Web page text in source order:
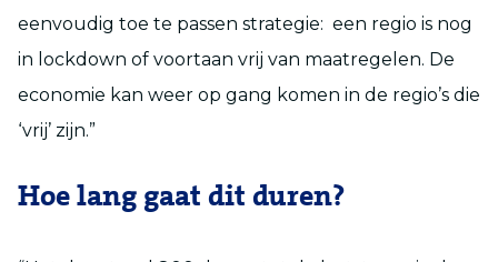
eenvoudig toe te passen strategie: een regio is nog
in lockdown of voortaan vrij van maatregelen. De
economie kan weer op gang komen in de regio’s die
‘vrij’ zijn.”
Hoe lang gaat dit duren?